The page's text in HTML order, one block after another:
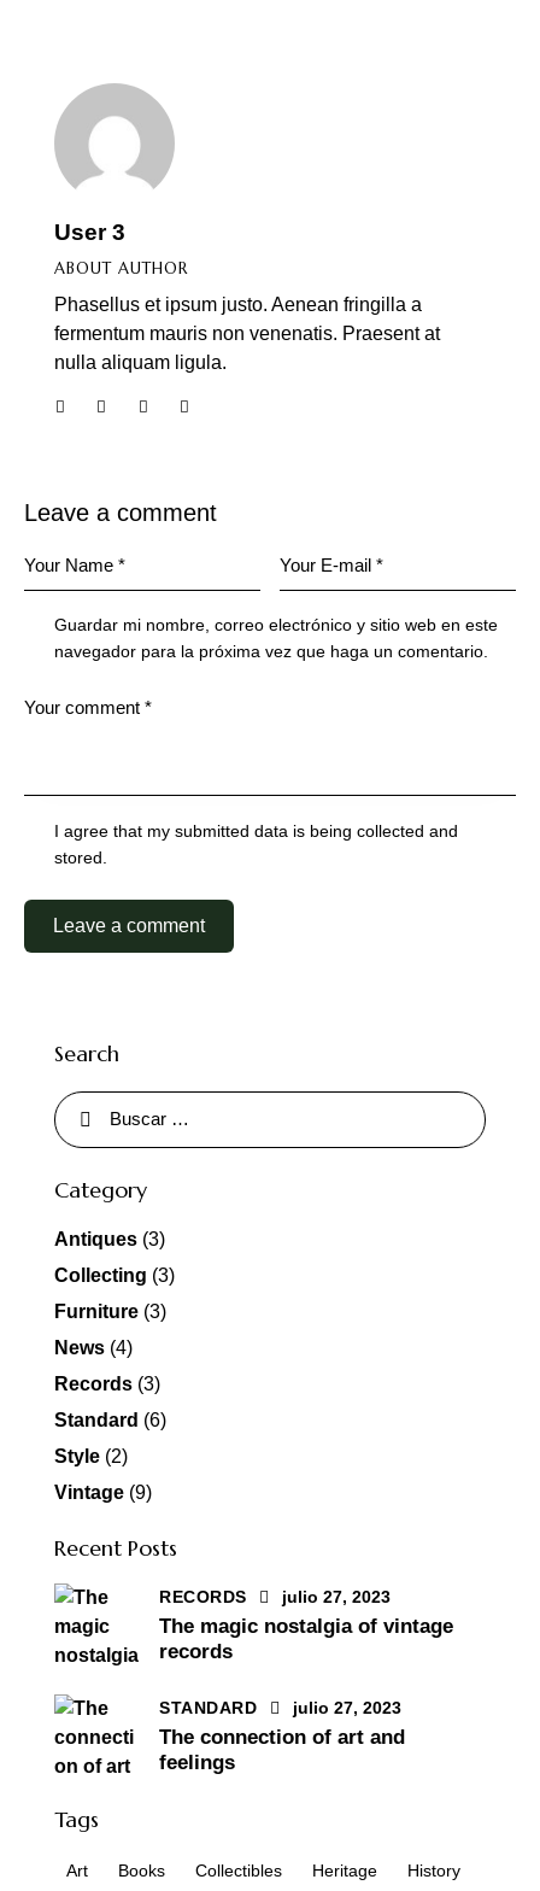
User 3
ABOUT AUTHOR
Phasellus et ipsum justo. Aenean fringilla a
fermentum mauris non venenatis. Praesent at
nulla aliquam ligula.
Leave a comment
Guardar mi nombre, correo electrónico y sitio web en este
navegador para la próxima vez que haga un comentario.
I agree that my submitted data is being collected and
stored.
Search
Category
Antiques (3)
Collecting (3)
Furniture (3)
News (4)
Records (3)
Standard (6)
Style (2)
Vintage (9)
Recent Posts
RECORDS julio 27, 2023
The magic nostalgia of vintage
records
STANDARD julio 27, 2023
The connection of art and
feelings
Tags
Art Books Collectibles Heritage History